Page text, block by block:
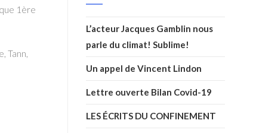
1ère
Tann,
L’acteur Jacques Gamblin nous
parle du climat! Sublime!
Un appel de Vincent Lindon
Lettre ouverte Bilan Covid-19
LES ÉCRITS DU CONFINEMENT